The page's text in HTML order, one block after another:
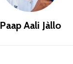
Paap Aali Jàllo